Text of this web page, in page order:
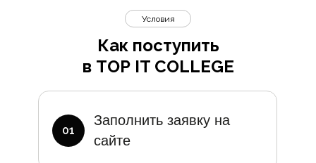
Заполнить заявку на
сайте
Как поступить
в TOP IT COLLEGE
Условия
01